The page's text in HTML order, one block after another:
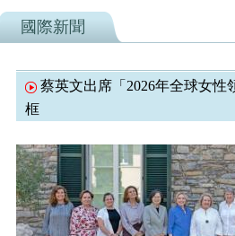
國際新聞
蔡英文出席「2026年全球女性
框